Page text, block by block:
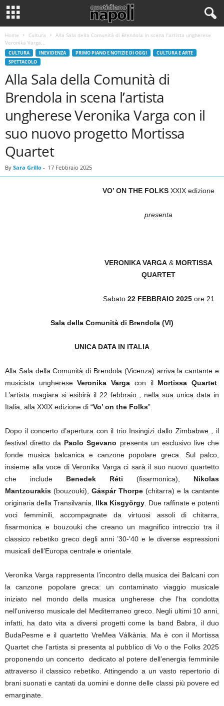
Home Cultura
Alla Sala della Comunità di Brendola in scena l’artista ungherese
Veronika Varga...
CULTURA INEVIDENZA PRIMO PIANO E NOTIZIE DI OGGI
CULTURA E ARTE
SPETTACOLO
Alla Sala della Comunità di
Brendola in scena l’artista
ungherese Veronika Varga con il
suo nuovo progetto Mortissa
Quartet
By Sara Grillo - 17 Febbraio 2025
VO’ ON THE FOLKSXXIX edizione
presenta
VERONIKA VARGA& MORTISSA
QUARTET
Sabato 22 FEBBRAIO 2025ore 21
Sala della Comunità di Brendola (VI)
UNICA DATA IN ITALIA
Alla Sala della Comunità di Brendola (Vicenza) arriva la cantante e
musicista unghereseVeronika Varga con il Mortissa Quartet
L’artista magiara si esibirà il 22 febbraio , nella sua unica data in
Italia, alla XXIX edizione di “Vo’ on the Folks”.
Dopo il concerto d’apertura con il trio Insingizi dallo Zimbabwe , il
festival diretto da Paolo Sgevano presenta un esclusivo live che
fonde musica balcanica e canzone popolare greca. Sul palco,
insieme alla voce di Veronika Varga ci sarà il suo nuovo quartetto
che include Benedek Réti (fisarmonica), Nikolas
Mantzourakis (bouzouki), Gáspár Thorpe (chitarra) e la cantante
originaria della Transilvania, Ilka Kisgyörgy . Due raffinate e potenti
voci femminili, accompagnate da virtuosi assoli di chitarra,
fisarmonica e bouzouki che creano un magnifico intreccio tra il
classico rebetiko greco degli anni ’30-’40 e le diverse espressioni
musicali dell’Europa centrale e orientale.
Veronika Varga rappresenta l’incontro della musica dei Balcani con
la canzone popolare greca: un contaminato viaggio musicale
iniziato nel mondo della musica ungherese che l’ha condotta
nell’universo musicale del Mediterraneo greco. Negli ultimi 10 anni,
infatti, ha dato vita a diversi progetti come la band Babra, il duo
BudaPesme e il quartetto VreMea Válkània. Ma è con il Mortissa
Quartet che l’artista si presenta al pubblico di Vo o the Folks 2025
proponendo un concerto dedicato al potere dell’energia femminile
attraverso il classico rebetiko. Attingendo a un vasto repertorio di
brani suonati e cantati da uomini e donne delle classi più povere ed
emarginate.